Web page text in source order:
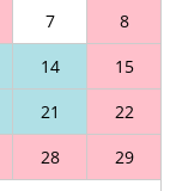
7
8
14
15
21
22
28
29